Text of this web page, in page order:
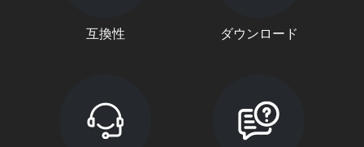
互換性 ダウンロード